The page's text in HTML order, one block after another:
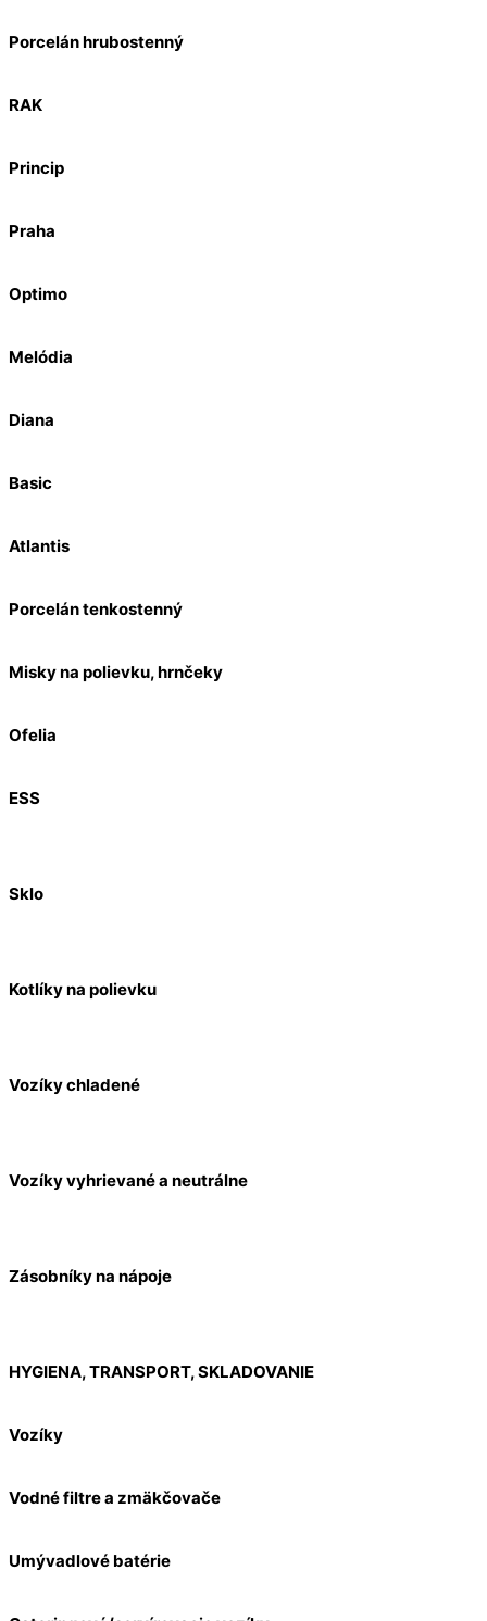
Porcelán hrubostenný
RAK
Princip
Praha
Optimo
Melódia
Diana
Basic
Atlantis
Porcelán tenkostenný
Misky na polievku, hrnčeky
Ofelia
ESS
Sklo
Kotlíky na polievku
Vozíky chladené
Vozíky vyhrievané a neutrálne
Zásobníky na nápoje
HYGIENA, TRANSPORT, SKLADOVANIE
Vozíky
Vodné filtre a zmäkčovače
Umývadlové batérie